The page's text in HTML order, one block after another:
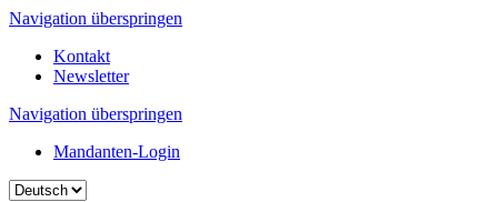
Navigation überspringen
Kontakt
Newsletter
Navigation überspringen
Mandanten-Login